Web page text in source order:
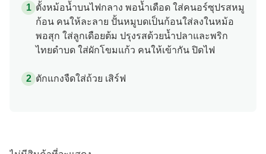
ตั้งหม้อน้ำบนไฟกลาง พอน้ำเดือด ใส่คนอร์ซุปรสหมู
ก้อน คนให้ละลาย ปั้นหมูบดเป็นก้อนใส่ลงในหม้อ
พอสุก ใส่ลูกเดือยต้ม ปรุงรสด้วยน้ำปลาและพริก
ไทยดำบด ใส่ผักโขมแก้ว คนให้เข้ากัน ปิดไฟ
ตักแกงจืดใส่ถ้วย เสิร์ฟ